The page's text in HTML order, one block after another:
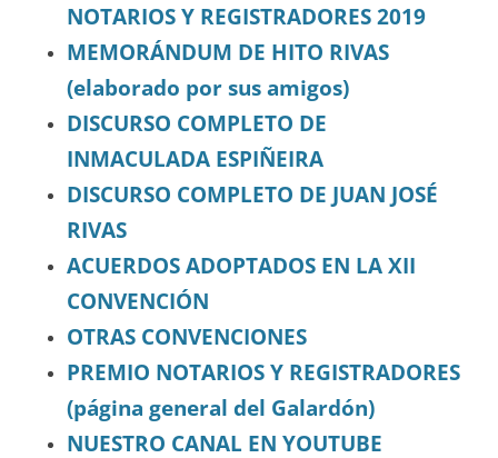
NOTARIOS Y REGISTRADORES 2019
MEMORÁNDUM DE HITO RIVAS
(elaborado por sus amigos)
DISCURSO COMPLETO DE
INMACULADA ESPIÑEIRA
DISCURSO COMPLETO DE JUAN JOSÉ
RIVAS
ACUERDOS ADOPTADOS EN LA XII
CONVENCIÓN
OTRAS CONVENCIONES
PREMIO NOTARIOS Y REGISTRADORES
(página general del Galardón)
NUESTRO CANAL EN YOUTUBE